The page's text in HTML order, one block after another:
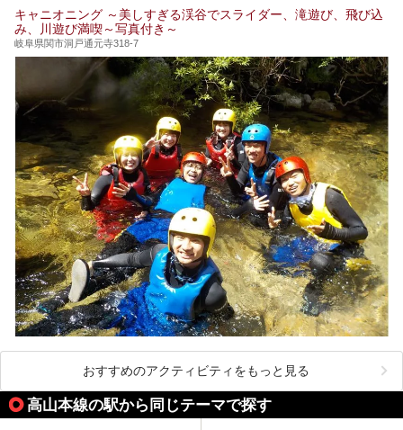
キャニオニング ～美しすぎる渓谷でスライダー、滝遊び、飛び込
み、川遊び満喫～写真付き～
岐阜県関市洞戸通元寺318-7
おすすめのアクティビティをもっと見る
高山本線の駅から同じテーマで探す